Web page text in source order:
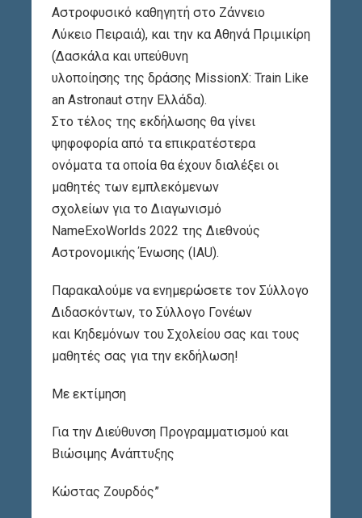
Αστροφυσικό καθηγητή στο Ζάννειο
Λύκειο Πειραιά), και την κα Αθηνά Πριμικίρη
(Δασκάλα και υπεύθυνη
υλοποίησης της δράσης MissionX: Train Like
an Astronaut στην Ελλάδα).
Στο τέλος της εκδήλωσης θα γίνει
ψηφοφορία από τα επικρατέστερα
ονόματα τα οποία θα έχουν διαλέξει οι
μαθητές των εμπλεκόμενων
σχολείων για το Διαγωνισμό
NameExoWorlds 2022 της Διεθνούς
Αστρονομικής Ένωσης (IAU).
Παρακαλούμε να ενημερώσετε τoν Σύλλογο
Διδασκόντων, το Σύλλογο Γονέων
και Κηδεμόνων του Σχολείου σας και τους
μαθητές σας για την εκδήλωση!
Με εκτίμηση
Για την Διεύθυνση Προγραμματισμού και
Βιώσιμης Ανάπτυξης
Κώστας Ζουρδός”